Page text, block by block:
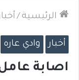
الرئيسية /
أخبار وادي عاره
اصابة